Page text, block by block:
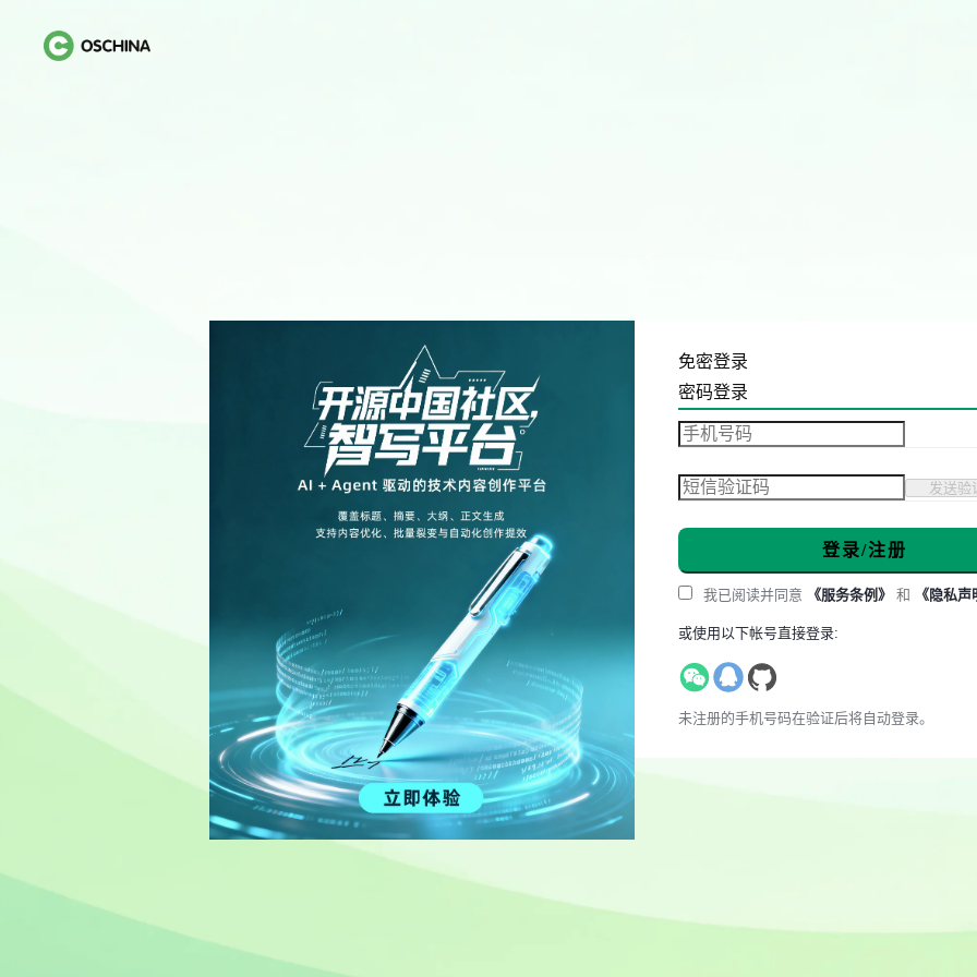
免密登录
密码登录
发送验
登录/注册
我已阅读并同意 《服务条例》 和 《隐私声
或使用以下帐号直接登录:
未注册的手机号码在验证后将自动登录。